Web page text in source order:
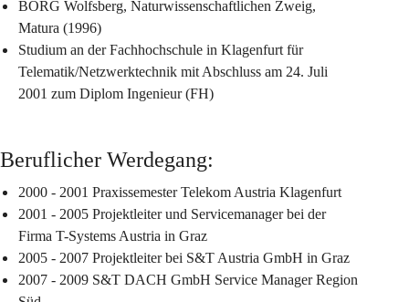
BORG Wolfsberg, Naturwissenschaftlichen Zweig,
Matura (1996)
Studium an der Fachhochschule in Klagenfurt für
Telematik/Netzwerktechnik mit Abschluss am 24. Juli
2001 zum Diplom Ingenieur (FH)
Beruflicher Werdegang:
2000 - 2001 Praxissemester Telekom Austria Klagenfurt
2001 - 2005 Projektleiter und Servicemanager bei der
Firma T-Systems Austria in Graz
2005 - 2007 Projektleiter bei S&T Austria GmbH in Graz
2007 - 2009 S&T DACH GmbH Service Manager Region